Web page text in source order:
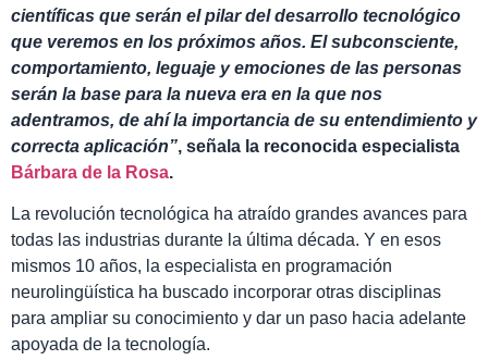
científicas que serán el pilar del desarrollo tecnológico
que veremos en los próximos años. El subconsciente,
comportamiento, leguaje y emociones de las personas
serán la base para la nueva era en la que nos
adentramos, de ahí la importancia de su entendimiento y
correcta aplicación”, señala la reconocida especialista
Bárbara de la Rosa.
La revolución tecnológica ha atraído grandes avances para
todas las industrias durante la última década. Y en esos
mismos 10 años, la especialista en programación
neurolingüística ha buscado incorporar otras disciplinas
para ampliar su conocimiento y dar un paso hacia adelante
apoyada de la tecnología.